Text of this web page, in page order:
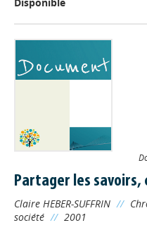
Partager les savoirs,
Claire HEBER-SUFFRIN //
société // 2001